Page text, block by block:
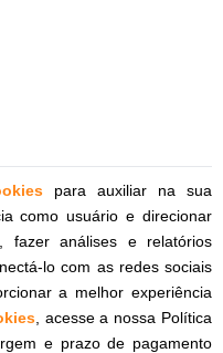
para auxiliar na sua
como usuário e direcionar
fazer análises e relatórios
lo com as redes sociais
a melhor experiência
, acesse a nossa Política
e prazo de pagamento